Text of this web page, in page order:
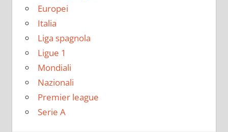
Europei
Italia
Liga spagnola
Ligue 1
Mondiali
Nazionali
Premier league
Serie A